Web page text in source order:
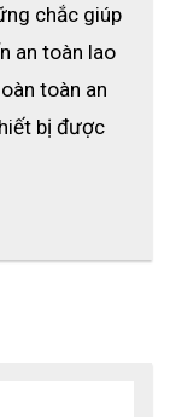
chắc giúp
an toàn lao
toàn an
bị được